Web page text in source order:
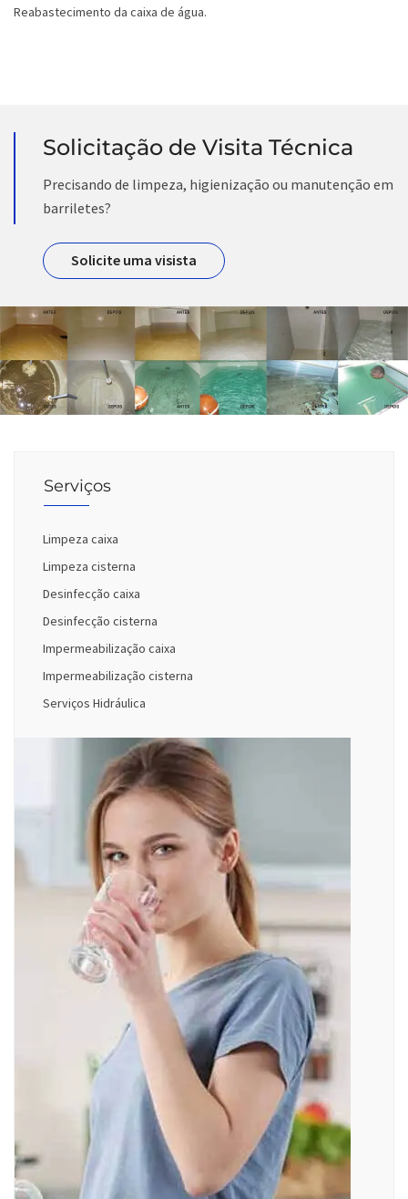
Reabastecimento da caixa de água.
Solicitação de Visita Técnica
Precisando de limpeza, higienização ou manutenção em
barriletes?
Solicite uma visista
Serviços
Limpeza caixa
Limpeza cisterna
Desinfecção caixa
Desinfecção cisterna
Impermeabilização caixa
Impermeabilização cisterna
Serviços Hidráulica